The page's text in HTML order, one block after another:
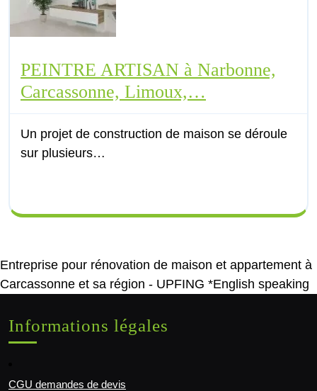
PEINTRE ARTISAN à Narbonne,
Carcassonne, Limoux,…
Un projet de construction de maison se déroule
sur plusieurs…
Entreprise pour rénovation de maison et appartement à
Carcassonne et sa région - UPFING *English speaking
Informations légales
CGU demandes de devis